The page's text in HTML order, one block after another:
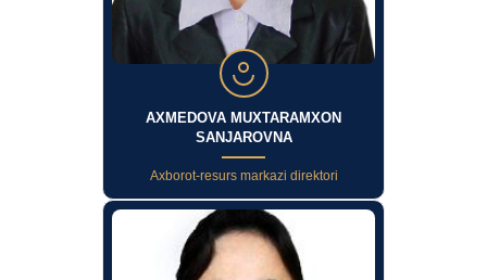
AXMEDOVA MUXTARAMXON
SANJAROVNA
Axborot-resurs markazi direktori